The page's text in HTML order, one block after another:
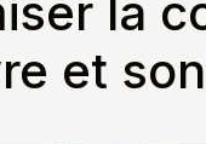
la
et